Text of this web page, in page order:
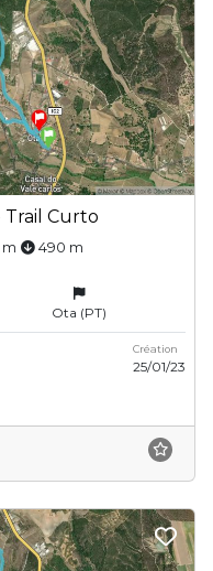
Trail Curto
490 m
Ota (PT)
Création
25/01/23